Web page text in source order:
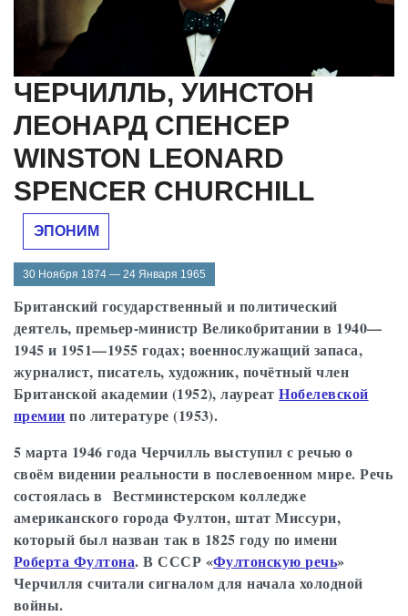
ЧЕРЧИЛЛЬ, УИНСТОН
ЛЕОНАРД СПЕНСЕР
WINSTON LEONARD
SPENCER CHURCHILL
ЭПОНИМ
30 Ноября 1874 — 24 Января 1965
Британский государственный и политический
деятель, премьер-министр Великобритании в 1940—
1945 и 1951—1955 годах; военнослужащий запаса,
журналист, писатель, художник, почётный член
Британской академии (1952), лауреатНобелевской
премии по литературе (1953).
5 марта 1946 года Черчилль выступил с речью о
своём видении реальности в послевоенном мире. Речь
состоялась в Вестминстерском колледже
американского города Фултон, штат Миссури,
который был назван так в 1825 году по имени
Роберта Фултона. В СССР «Фултонскую речь»
Черчилля считали сигналом для начала холодной
войны.